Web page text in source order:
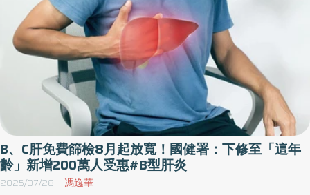
B、C肝免費篩檢8月起放寬！國健署：下修至「這年
齡」新增200萬人受惠#B型肝炎
2025/07/28 馮逸華